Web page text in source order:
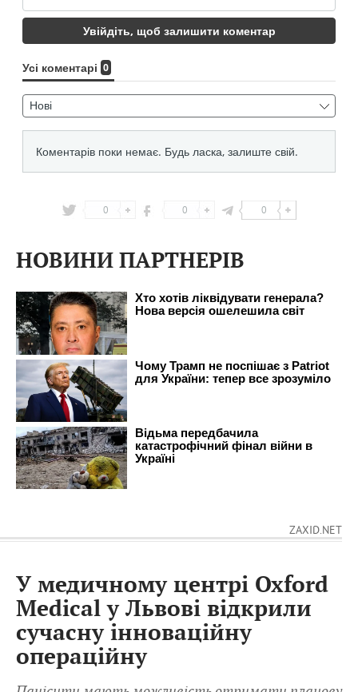
0 0 0
НОВИНИ ПАРТНЕРІВ
ZAXID.NET
У медичному центрі Oxford
Medical у Львові відкрили
сучасну інноваційну
операційну